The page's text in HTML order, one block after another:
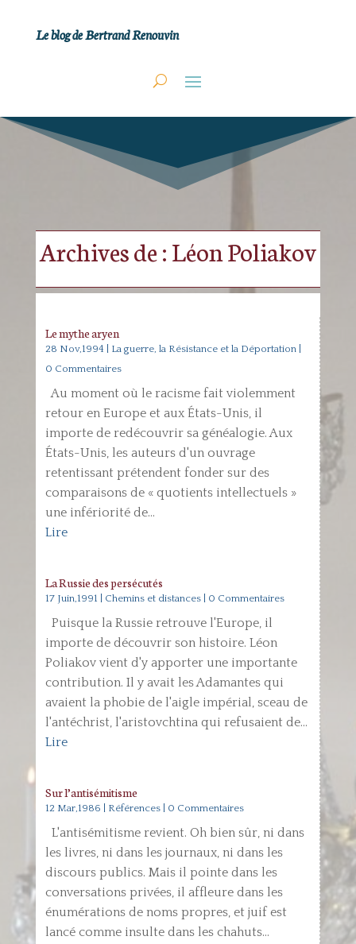
Le blog de Bertrand Renouvin
Archives de : Léon Poliakov
Le mythe aryen
28 Nov,1994 La guerre, la Résistance et la Déportation|
0 Commentaires
Au moment où le racisme fait violemment
retour en Europe et aux États-Unis, il
importe de redécouvrir sa généalogie. Aux
États-Unis, les auteurs d'un ouvrage
retentissant prétendent fonder sur des
comparaisons de « quotients intellectuels »
une infériorité de...
Lire
La Russie des persécutés
17 Juin,1991 Chemins et distances| 0 Commentaires
Puisque la Russie retrouve l'Europe, il
importe de découvrir son histoire. Léon
Poliakov vient d'y apporter une importante
contribution. Il y avait les Adamantes qui
avaient la phobie de l'aigle impérial, sceau de
l'antéchrist, l'aristovchtina qui refusaient de...
Lire
Sur l’antisémitisme
12 Mar,1986 Références| 0 Commentaires
L'antisémitisme revient. Oh bien sûr, ni dans
les livres, ni dans les journaux, ni dans les
discours publics. Mais il pointe dans les
conversations privées, il affleure dans les
énumérations de noms propres, et juif est
lancé comme insulte dans les chahuts...